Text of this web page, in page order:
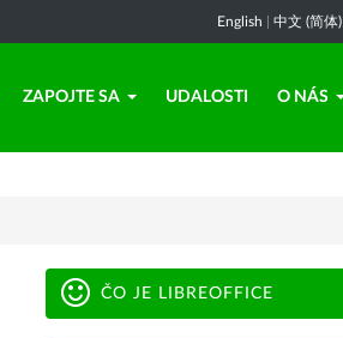
English 中文 (简体)
ZAPOJTE SA UDALOSTI O NÁS
ČO JE LIBREOFFICE